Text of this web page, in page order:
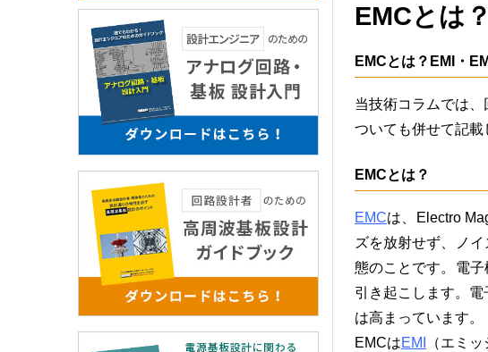
EMCとは
EMCとは？EMI・
当技術コラムでは
ついても併せて記載
EMCとは？
EMCは、Electro
ズを放射せず、ノ
態のことです。電
引き起こします。
は高まっています。
EMCはEMI （エミ